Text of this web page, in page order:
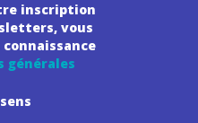
inscription
vous
générales